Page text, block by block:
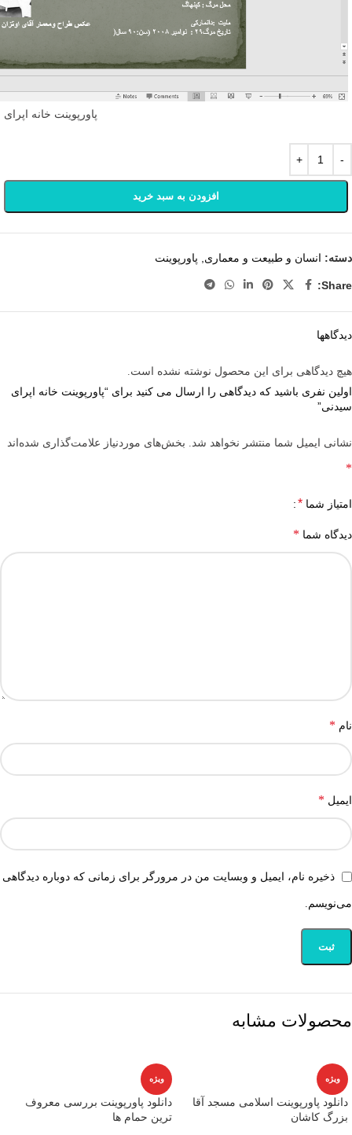
پاورپوینت خانه
افزودن به سبد خرید
دسته: انسان و طبیعت و معماری, پاورپوینت
Share:
دیدگاهها
هیچ دیدگاهی برای این محصول نوشته نشده است.
اولین نفری باشید که دیدگاهی را ارسال می کنید برای “پاورپوینت خانه اپرای
سیدنی”
نشانی ایمیل شما منتشر نخواهد شد. بخش‌های موردنیاز علامت‌گذاری شده‌اند
*
امتیاز شما *
دیدگاه شما *
نام *
ایمیل *
ذخیره نام، ایمیل و وبسایت من در مرورگر برای زمانی که دوباره دیدگاهی
می‌نویسم.
محصولات مشابه
ویژه
دانلود پاورپوینت اسلامی مسجد آقا
بزرگ کاشان
ویژه
دانلود پاورپوینت بررسی معروف
ترین حمام ها